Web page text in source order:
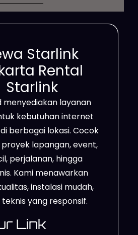
untuk berbagai
Layanan ini cocok
event, hingga
pribadi dengan
yang fleksibel. Selain
mampu
area terpencil,
sinyal lemah,
Starlink
Rental
Starlink
menyediakan layanan
kebutuhan internet
berbagai lokasi. Cocok
lapangan, event,
perjalanan, hingga
Kami menawarkan
instalasi mudah,
yang responsif.
Link